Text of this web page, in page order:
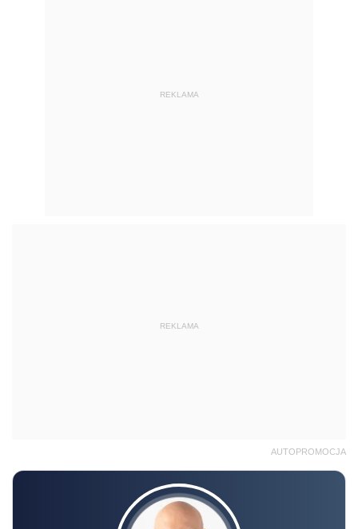
REKLAMA
REKLAMA
AUTOPROMOCJA